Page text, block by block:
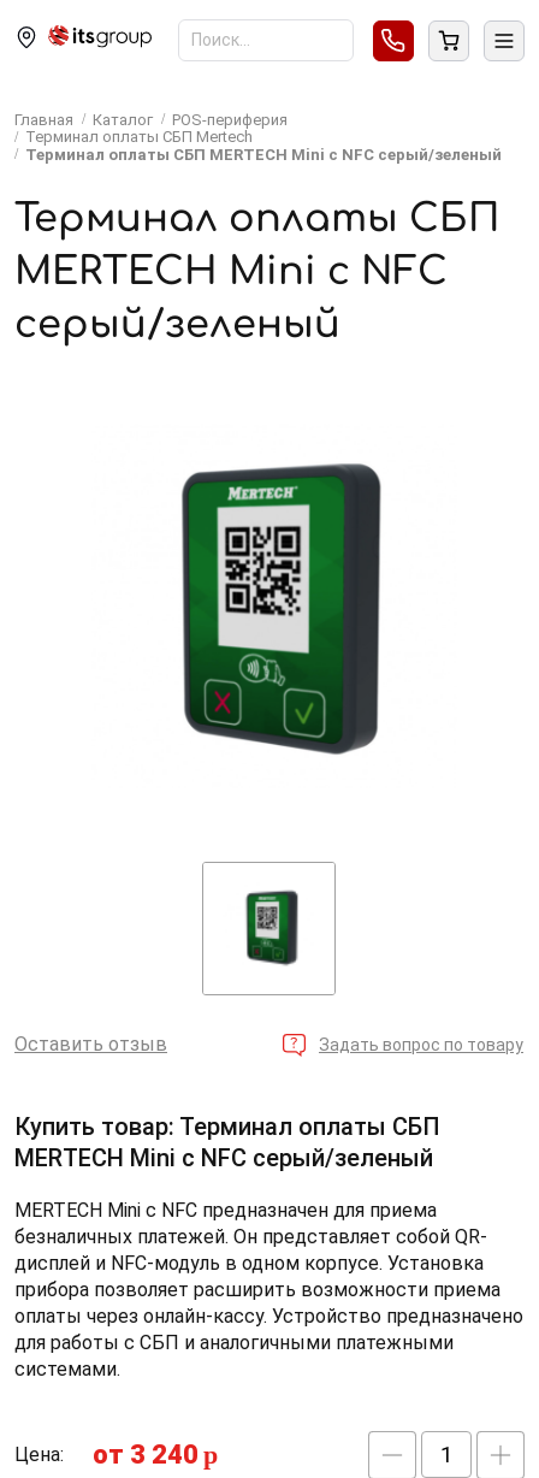
Главная Каталог
POS-периферия
Терминал оплаты СБП Mertech
Терминал оплаты СБП MERTECH Mini с NFC серый/зеленый
Терминал оплаты СБП
MERTECH Mini с NFC
серый/зеленый
Оставить отзыв Задать вопрос по товару
Купить товар: Терминал оплаты СБП
MERTECH Mini с NFC серый/зеленый
MERTECH Mini с NFC предназначен для приема
безналичных платежей. Он представляет собой QR-
дисплей и NFC-модуль в одном корпусе. Установка
прибора позволяет расширить возможности приема
оплаты через онлайн-кассу. Устройство предназначено
для работы с СБП и аналогичными платежными
системами.
Цена: от 3 240 p